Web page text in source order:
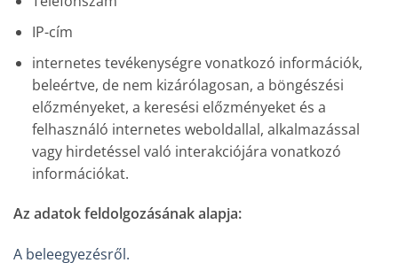
IP-cím
internetes tevékenységre vonatkozó információk,
beleértve, de nem kizárólagosan, a böngészési
előzményeket, a keresési előzményeket és a
felhasználó internetes weboldallal, alkalmazással
vagy hirdetéssel való interakciójára vonatkozó
információkat.
Az adatok feldolgozásának alapja:
A beleegyezésről.